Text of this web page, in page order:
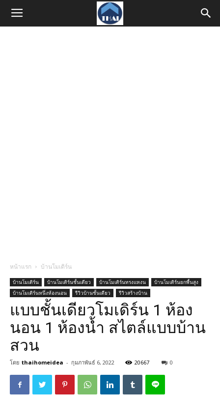
หน้าแรก บ้านโมเดิร์น
บ้านโมเดิร์น บ้านโมเดิร์นชั้นเดียว บ้านโมเดิร์นทรงแหงน
บ้านโมเดิร์นยกพื้นสูง
บ้านโมเดิร์นหนึ่งห้องนอน
รีวิวบ้านชั้นเดียว รีวิวสร้างบ้าน
แบบชั้นเดียวโมเดิร์น 1 ห้อง
นอน 1 ห้องน้ำ สไตล์แบบบ้าน
สวน
โดย thaihomeidea - กุมภาพันธ์ 6, 2022 20667 0